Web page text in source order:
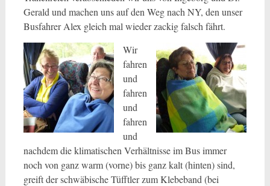
Gerald und machen uns auf den Weg nach NY, den unser
Busfahrer Alex gleich mal wieder zackig falsch fährt.
Wir
fahren
und
fahren
und
fahren
und
nachdem die klimatischen Verhältnisse im Bus immer
noch von ganz warm (vorne) bis ganz kalt (hinten) sind,
greift der schwäbische Tüfftler zum Klebeband (bei